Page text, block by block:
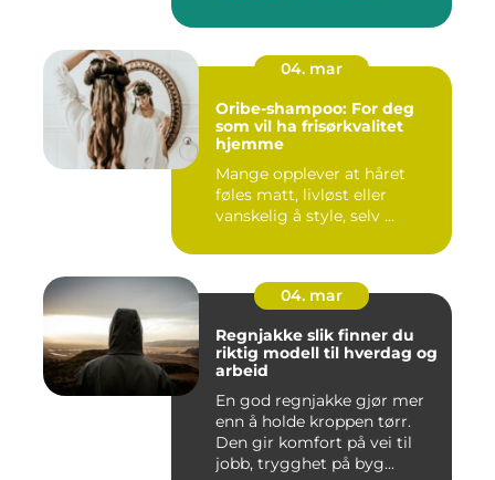
04. mar
Oribe-shampoo: For deg
som vil ha frisørkvalitet
hjemme
Mange opplever at håret
føles matt, livløst eller
vanskelig å style, selv ...
04. mar
Regnjakke slik finner du
riktig modell til hverdag og
arbeid
En god regnjakke gjør mer
enn å holde kroppen tørr.
Den gir komfort på vei til
jobb, trygghet på byg...